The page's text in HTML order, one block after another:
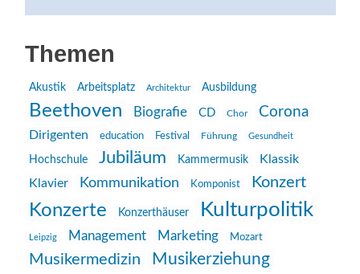
Themen
Akustik Arbeitsplatz Architektur Ausbildung
Beethoven Biografie CD Chor Corona
Dirigenten education Festival Führung Gesundheit
Hochschule Jubiläum Kammermusik
Klassik
Klavier
Kommunikation Komponist Konzert
Konzerte Konzerthäuser Kulturpolitik
Leipzig Management Marketing Mozart
Musikermedizin Musikerziehung